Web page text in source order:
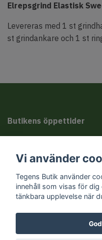
Elrepsgrind Elastisk
Levereras med 1 st
st grindankare och 1 st
Butikens öppettider
Sociala medier
Vi använder
Tegens Butik använder
innehåll som visas för
tänkbara upplevelse när